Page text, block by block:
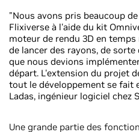
"Nous avons pris beaucoup
Flixiverse à l'aide du kit
moteur de rendu 3D en
de lancer des rayons, de
que nous devions
départ. L'extension du projet
tout le développement se fait
Ladas, ingénieur logiciel chez
Une grande partie des